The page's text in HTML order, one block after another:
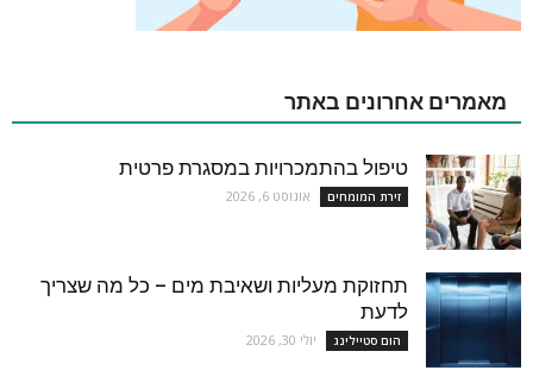
מאמרים אחרונים באתר
טיפול בהתמכרויות במסגרת פרטית
זירת המומחים אוגוסט 6, 2026
תחזוקת מעליות ושאיבת מים – כל מה שצריך
לדעת
הום סטיילינג יולי 30, 2026